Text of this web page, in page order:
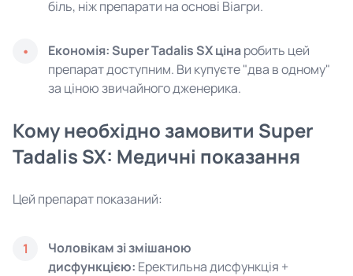
біль, ніж препарати на основі Віагри.
Економія: Super Tadalis SX цінаробить цей
препарат доступним. Ви купуєте "два в одному"
за ціною звичайного дженерика.
Кому необхідно замовити Super
Tadalis SX: Медичні показання
Цей препарат показаний:
1
Чоловікам зі змішаною
дисфункцією: Еректильна дисфункція +